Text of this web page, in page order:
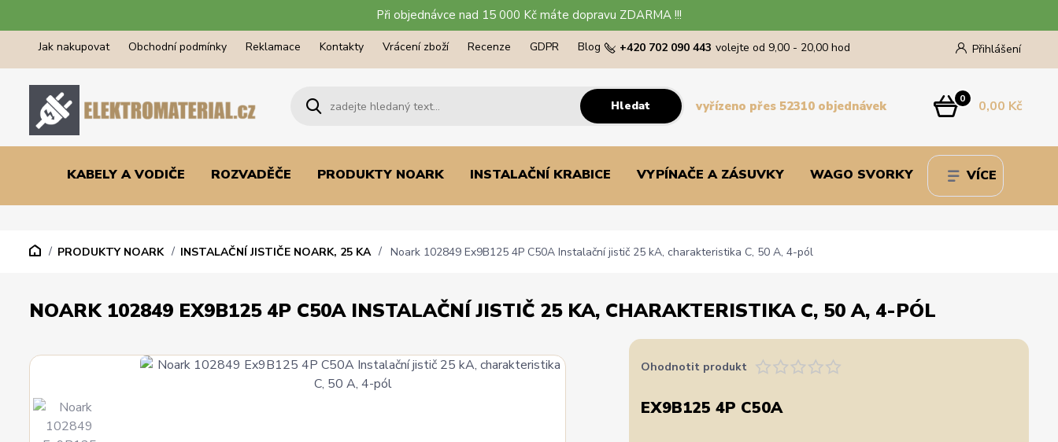
Při objednávce nad 15 000 Kč máte dopravu ZDARMA !!!
Jak nakupovat Obchodní podmínky Reklamace Kontakty Vrácení zboží Recenze GDPR Blog Přihlášení
Hledat
+420 702 090 443 volejte od 9,00 - 20,00 hod
0 0,00 Kč
vyřízeno přes 52310 objednávek
KABELY A VODIČE ROZVADĚČE PRODUKTY NOARK INSTALAČNÍ KRABICE VYPÍNAČE A ZÁSUVKY WAGO SVORKY VÍCE
PRODUKTY NOARK INSTALAČNÍ JISTIČE NOARK, 25 KA Noark 102849 Ex9B125 4P C50A Instalační jistič 25 kA, charakteristika C, 50 A, 4-pól
NOARK 102849 EX9B125 4P C50A INSTALAČNÍ JISTIČ 25 KA, CHARAKTERISTIKA C, 50 A, 4-PÓL
Ohodnotit produkt
EX9B125 4P C50A